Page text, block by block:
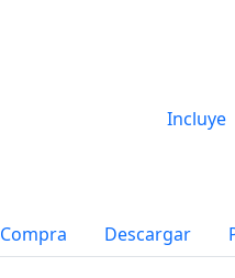
Incluye
Compra Descargar